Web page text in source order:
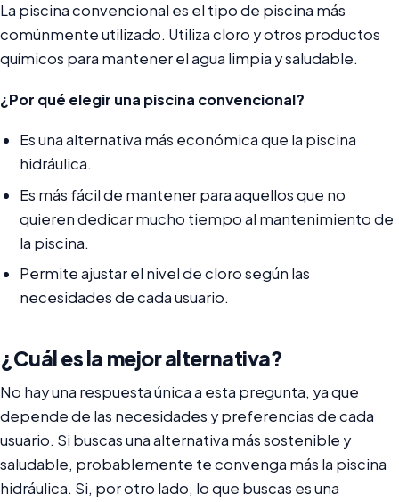
La piscina convencional es el tipo de piscina más
comúnmente utilizado. Utiliza cloro y otros productos
químicos para mantener el agua limpia y saludable.
¿Por qué elegir una piscina convencional?
Es una alternativa más económica que la piscina
hidráulica.
Es más fácil de mantener para aquellos que no
quieren dedicar mucho tiempo al mantenimiento de
la piscina.
Permite ajustar el nivel de cloro según las
necesidades de cada usuario.
¿Cuál es la mejor alternativa?
No hay una respuesta única a esta pregunta, ya que
depende de las necesidades y preferencias de cada
usuario. Si buscas una alternativa más sostenible y
saludable, probablemente te convenga más la piscina
hidráulica. Si, por otro lado, lo que buscas es una